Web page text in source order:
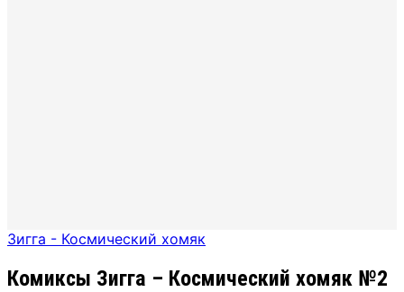
Зигга - Космический хомяк
Комиксы Зигга – Космический хомяк №2